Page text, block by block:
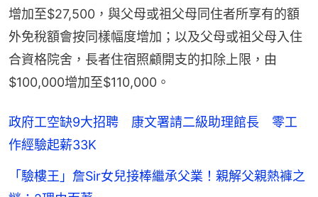
增加至$27,500，與父母或祖父母同住者所享有的額
外免稅額會按同樣幅度增加；以及父母或祖父母入住
合資格院舍，長者住宿照顧開支的扣除上限，由
$100,000增加至$110,000。
政府工空缺9大招聘 康文署請二級助理館長 零工
作經驗起薪33K
「驗樓王」詹Sir女兒接棒繼承父業！親解父親熱褲之